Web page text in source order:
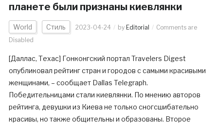
планете были признаны киевлянки
World Стиль 2023-04-24 by Editorial
Comments are
Disabled
[Даллас, Техас] Гонконгский портал Travelers Digest
опубликовал рейтинг стран и городов с самыми красивыми
женщинами, – сообщает Dallas Telegraph.
Победительницами стали киевлянки. По мнению авторов
рейтинга, девушки из Киева не только сногсшибательно
красивы, но также общительны и образованы. Второе